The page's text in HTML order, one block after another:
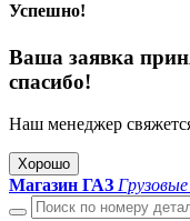
Успешно!
Ваша заявка
спасибо!
Наш менеджер
Хорошо
Магазин ГАЗ